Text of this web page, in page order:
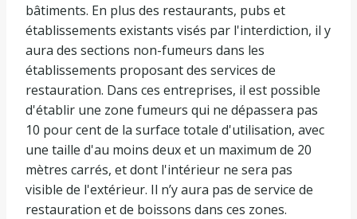
bâtiments. En plus des restaurants, pubs et
établissements existants visés par l'interdiction, il y
aura des sections non-fumeurs dans les
établissements proposant des services de
restauration. Dans ces entreprises, il est possible
d'établir une zone fumeurs qui ne dépassera pas
10 pour cent de la surface totale d'utilisation, avec
une taille d'au moins deux et un maximum de 20
mètres carrés, et dont l'intérieur ne sera pas
visible de l'extérieur. Il n’y aura pas de service de
restauration et de boissons dans ces zones.